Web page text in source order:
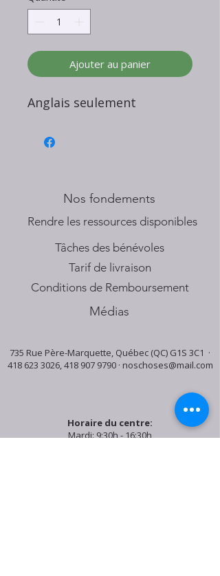
Ajouter au panier
Anglais seulement
Nos fondements
​Rendre les ressources disponibles
Tâches des bénévoles
Tarif de livraison
Conditions de Remboursement
Médias
735 Rue Père-Marquette, Québec (QC) G1S 3C1 ·
418 623 3026,418 907 9790· noschoses@mail.com
Horaire du centre:
Mardi: 9:30h - 16:30h